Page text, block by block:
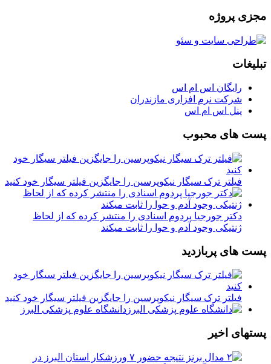
مجزی پروژه
تبلیغات
رایگان اس ام اس
شرکت نرم افزاری مازندران
پنل اس ام اس
پست های محبوب
فیلتر ترک سیگار نیکوپرسین را جایگزین فیلتر سیگار خود کنید
دکتر جورجیا پردوم اسنادی را منتشر کرده که از لحاظ
ژنتیکی وجود آدم و حوا را ثابت میکند
پست های پربازدید
فیلتر ترک سیگار نیکوپرسین را جایگزین فیلتر سیگار خود کنید
دانشگاه علوم پزشکی البرز
پستهای اخیر